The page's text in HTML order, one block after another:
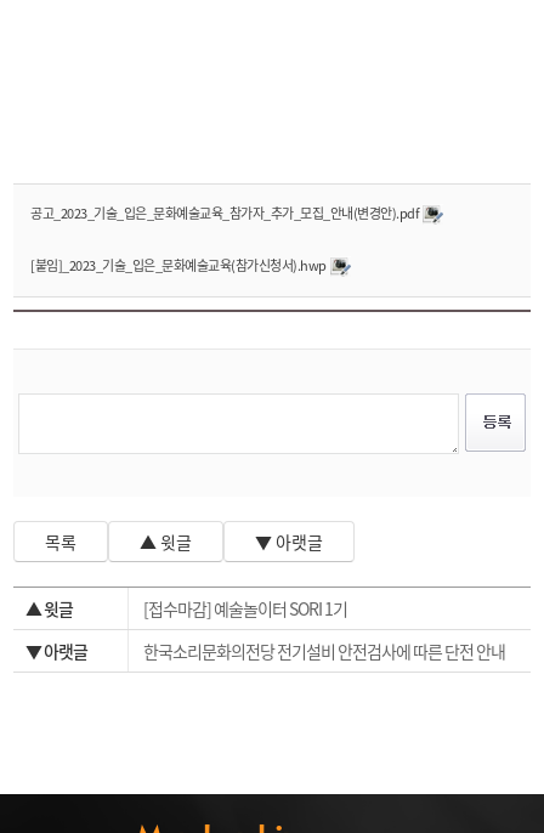
공고_2023_기술_입은_문화예술교육_참가자_추가_모집_안내(변경안).pdf
[붙임]_2023_기술_입은_문화예술교육(참가신청서).hwp
목록 ▲ 윗글 ▼ 아랫글
▲ 윗글
[접수마감] 예술놀이터 SORI 1기
▼ 아랫글
한국소리문화의전당 전기설비 안전검사에 따른 단전 안내